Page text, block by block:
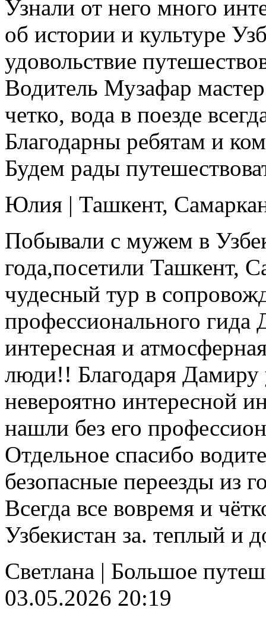
Узнали от него много
об истории и культуре
удовольствие
Водитель Музафар
четко, вода в поезде
Благодарны ребятам и
Будем рады
Юлия | Ташкент,
Побывали с мужем в
года,посетили Ташкент,
чудесный тур в
профессионального
интересная и
люди!! Благодаря Дамиру
невероятно интересной
нашли без его
Отдельное спасибо
безопасные переезды из
Всегда все вовремя и
Узбекистан за. теплый и
Светлана | Большое
03.05.2026 20:19